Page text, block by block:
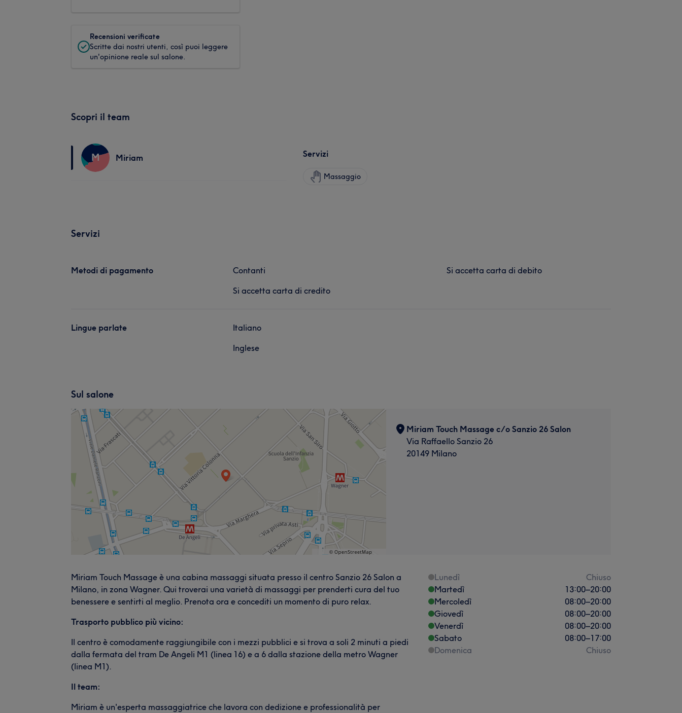
Recensioni verificate
Scritte dai nostri utenti, così puoi leggere
un'opinione reale sul salone.
Scopri il team
M Miriam Servizi
Massaggio
Servizi
Metodi di pagamento
Contanti
Si accetta carta di credito
Si accetta carta di debito
Lingue parlate
Italiano
Inglese
Sul salone
Miriam Touch Massage c/o Sanzio 26 Salon
Via Raffaello Sanzio 26
20149 Milano
Miriam Touch Massage è una cabina massaggi situata presso il centro Sanzio 26 Salon a
Milano, in zona Wagner. Qui troverai una varietà di massaggi per prenderti cura del tuo
benessere e sentirti al meglio. Prenota ora e concediti un momento di puro relax.
Trasporto pubblico più vicino:
Il centro è comodamente raggiungibile con i mezzi pubblici e si trova a soli 2 minuti a piedi
dalla fermata del tram De Angeli M1 (linea 16) e a 6 dalla stazione della metro Wagner
(linea M1).
Il team:
Miriam è un'esperta massaggiatrice che lavora con dedizione e professionalità per
Lunedì
Chiuso
Martedì
13:00–20:00
Mercoledì
08:00–20:00
Giovedì
08:00–20:00
Venerdì
08:00–20:00
Sabato
08:00–17:00
Domenica
Chiuso